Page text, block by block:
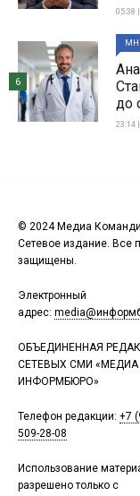
05:38
до
23:14
6
© 2024 Медиа
Сетевое издание. Все
защищены.
Электронный
адрес:
ОБЪЕДИНЕННАЯ
СЕТЕВЫХ СМИ «МЕДИА
ИНФОРМБЮРО»
Телефон редакции: +7
509-28-08
Использование
разрешено только с